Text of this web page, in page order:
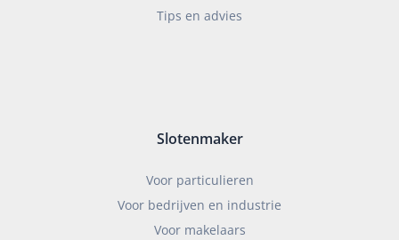
Tips en advies
Slotenmaker
Voor particulieren
Voor bedrijven en industrie
Voor makelaars